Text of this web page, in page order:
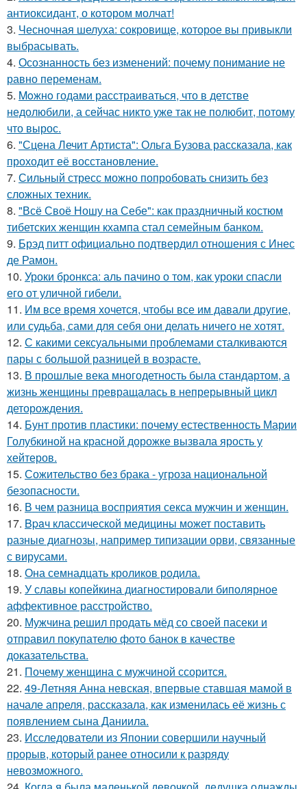
антиоксидант, о котором молчат!
3. Чесночная шелуха: сокровище, которое вы привыкли
выбрасывать.
4. Осознанность без изменений: почему понимание не
равно переменам.
5. Moжнo годами расстраиваться, что в детстве
недолюбили, а сейчас никто уже так не полюбит, потому
что вырос.
6. "Сцена Лечит Артиста": Ольга Бузова рассказала, как
проходит её восстановление.
7. Сильный стресс можно попробовать снизить без
сложных техник.
8. "Всё Своё Ношу на Себе": как праздничный костюм
тибетских женщин кхампа стал семейным банком.
9. Брэд питт официально подтвердил отношения с Инес
де Рамон.
10. Уроки бронкса: аль пачино о том, как уроки спасли
его от уличной гибели.
11. Им все время хочется, чтобы все им давали другие,
или судьба, сами для себя они делать ничего не хотят.
12. С какими сексуальными проблемами сталкиваются
пары с большой разницей в возрасте.
13. В прошлые века многодетность была стандартом, а
жизнь женщины превращалась в непрерывный цикл
деторождения.
14. Бунт против пластики: почему естественность Марии
Голубкиной на красной дорожке вызвала ярость у
хейтеров.
15. Сожительство без брака - угроза национальной
безопасности.
16. В чем разница восприятия секса мужчин и женщин.
17. Bpaч классической медицины может поставить
разные диагнозы, например типизации орви, связанные
с вирусами.
18. Она семнадцать кроликов родила.
19. У славы копейкина диагностировали биполярное
аффективное расстройство.
20. Мужчина решил продать мёд со своей пасеки и
отправил покупателю фото банок в качестве
доказательства.
21. Почему женщина с мужчиной ссорится.
22. 49-Летняя Анна невская, впервые ставшая мамой в
начале апреля, рассказала, как изменилась её жизнь с
появлением сына Даниила.
23. Исследователи из Японии совершили научный
прорыв, который ранее относили к разряду
невозможного.